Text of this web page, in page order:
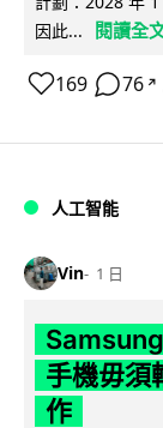
因此...
閱讀全
169 76 ↗
人工智能
Vin 1 日
手機毋須
作